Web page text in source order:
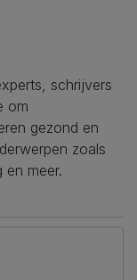
schrijvers
om
gezond en
zoals
en meer.